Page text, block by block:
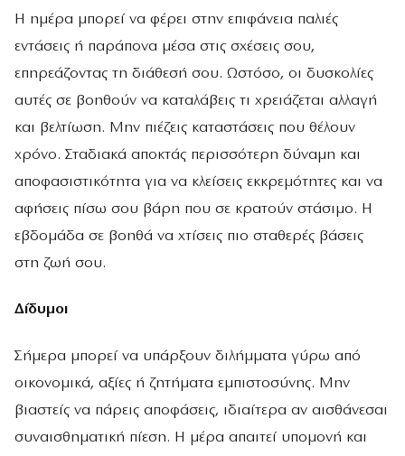
Η ημέρα μπορεί να φέρει στην επιφάνεια παλιές
εντάσεις ή παράπονα μέσα στις σχέσεις σου,
επηρεάζοντας τη διάθεσή σου. Ωστόσο, οι δυσκολίες
αυτές σε βοηθούν να καταλάβεις τι χρειάζεται αλλαγή
και βελτίωση. Μην πιέζεις καταστάσεις που θέλουν
χρόνο. Σταδιακά αποκτάς περισσότερη δύναμη και
αποφασιστικότητα για να κλείσεις εκκρεμότητες και να
αφήσεις πίσω σου βάρη που σε κρατούν στάσιμο. Η
εβδομάδα σε βοηθά να χτίσεις πιο σταθερές βάσεις
στη ζωή σου.
Δίδυμοι
Σήμερα μπορεί να υπάρξουν διλήμματα γύρω από
οικονομικά, αξίες ή ζητήματα εμπιστοσύνης. Μην
βιαστείς να πάρεις αποφάσεις, ιδιαίτερα αν αισθάνεσαι
συναισθηματική πίεση. Η μέρα απαιτεί υπομονή και